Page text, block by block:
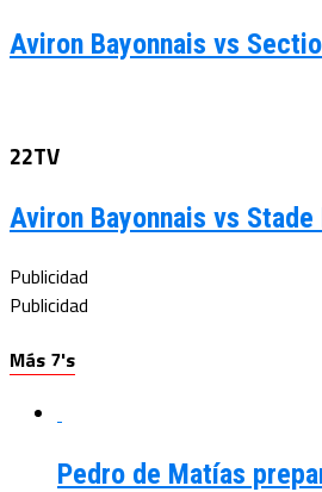
Aviron Bayonnais vs
22TV
Aviron Bayonnais vs Stade
Publicidad
Publicidad
Más 7's
Pedro de Matías